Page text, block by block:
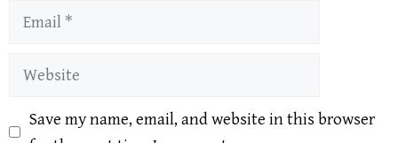
Email
Website
Save my name, email, and website in this browser